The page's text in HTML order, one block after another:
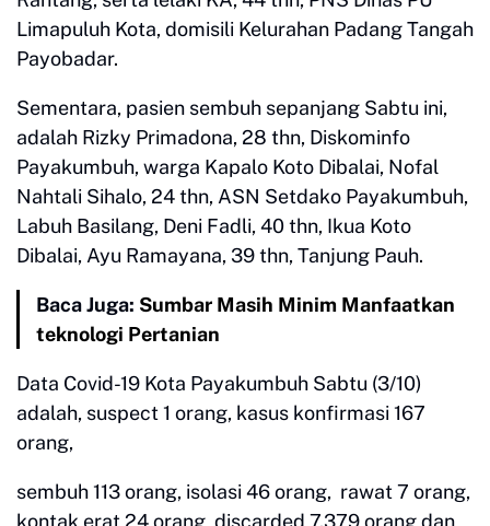
Limapuluh Kota, domisili Kelurahan Padang Tangah
Payobadar.
Sementara, pasien sembuh sepanjang Sabtu ini,
adalah Rizky Primadona, 28 thn, Diskominfo
Payakumbuh, warga Kapalo Koto Dibalai, Nofal
Nahtali Sihalo, 24 thn, ASN Setdako Payakumbuh,
Labuh Basilang, Deni Fadli, 40 thn, Ikua Koto
Dibalai, Ayu Ramayana, 39 thn, Tanjung Pauh.
Baca Juga: Sumbar Masih Minim Manfaatkan
teknologi Pertanian
Data Covid-19 Kota Payakumbuh Sabtu (3/10)
adalah, suspect 1 orang, kasus konfirmasi 167
orang,
sembuh 113 orang, isolasi 46 orang, rawat 7 orang,
kontak erat 24 orang, discarded 7.379 orang dan